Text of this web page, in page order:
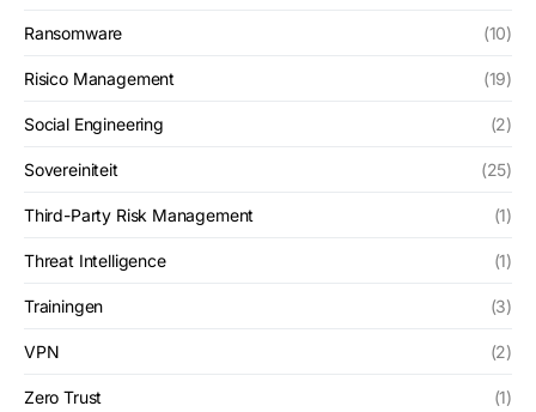
Ransomware (10)
Risico Management (19)
Social Engineering (2)
Sovereiniteit (25)
Third-Party Risk Management (1)
Threat Intelligence (1)
Trainingen (3)
VPN (2)
Zero Trust (1)